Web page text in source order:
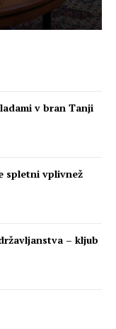
v bran Tanji
spletni vplivnež
– kljub